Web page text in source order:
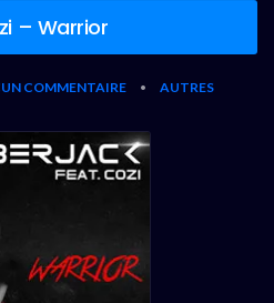
– Warrior
COMMENTAIRE • AUTRES